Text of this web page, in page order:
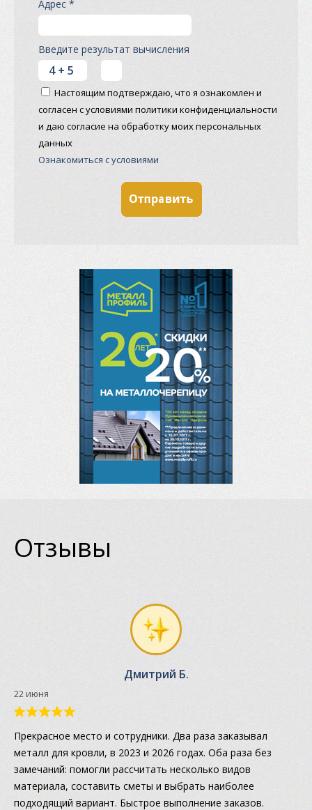
Адрес *
Введите результат вычисления
Настоящим подтверждаю, что я ознакомлен и
согласен с условиями политики конфиденциальности
и даю согласие на обработку моих персональных
данных
Ознакомиться с условиями
Отзывы
Дмитрий Б.
22 июня
Прекрасное место и сотрудники. Два раза заказывал
металл для кровли, в 2023 и 2026 годах. Оба раза без
замечаний: помогли рассчитать несколько видов
материала, составить сметы и выбрать наиболее
подходящий вариант. Быстрое выполнение заказов.